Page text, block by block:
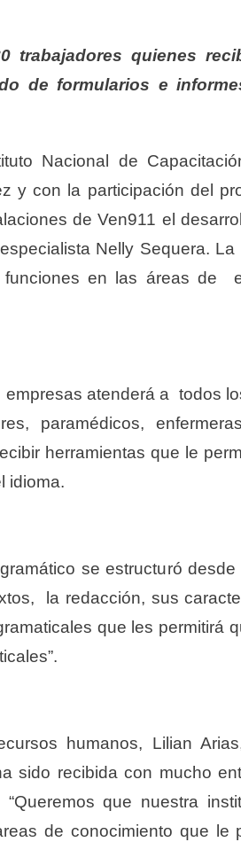
trabajadores quienes
de formularios e
Nacional de
y con la participación del
de Ven911 el
Nelly Sequera.
en las áreas de
atenderá a todos
paramédicos,
herramientas que le
idioma.
se estructuró
la redacción, sus
que les permitirá
humanos, Lilian
sido recibida con mucho
que nuestra
de conocimiento que le